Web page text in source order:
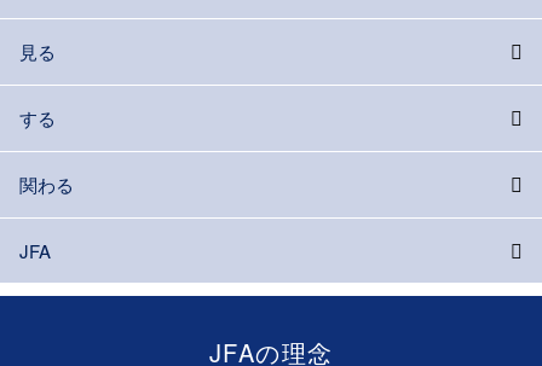
見る
する
関わる
JFA
JFAの理念